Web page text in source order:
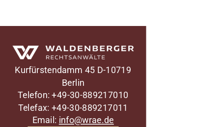
Waldenberger Rechtsanwälte
Kurfürstendamm 45 D-10719
Berlin
Telefon: +49-30-889217010
Telefax: +49-30-889217011
Email: info@wrae.de